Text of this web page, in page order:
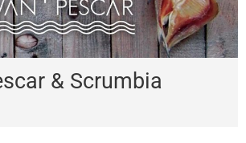
& Scrumbia